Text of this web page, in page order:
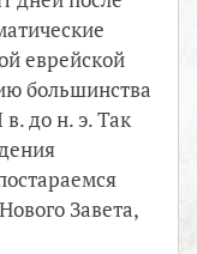
еврейской
большинства
до н. э. Так
Завета,